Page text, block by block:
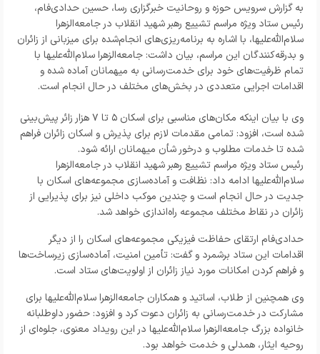
به گزارش سرویس حوزه و روحانیت خبرگزاری رسا، حسین حدادی‌فام،
رئیس ستاد ویژه مراسم تشییع رهبر شهید انقلاب در جامعه‌الزهرا
سلام‌الله‌علیها، با اشاره به برنامه‌ریزی‌های انجام‌شده برای میزبانی از زائران
و بدرقه‌کنندگان این مراسم، بیان داشت: جامعه‌الزهرا سلام‌الله‌علیها با
تمام ظرفیت‌های خود برای خدمت‌رسانی به میهمانان آماده شده و
اقدامات اجرایی متعددی در بخش‌های مختلف در حال انجام است.
وی با بیان اینکه مکان‌های مناسبی برای اسکان ۵ تا ۷ هزار زائر پیش‌بینی
شده است، افزود: تمامی مقدمات لازم برای پذیرش و اسکان زائران فراهم
شده تا خدمات مطلوب و درخور شأن میهمانان ارائه شود.
رئیس ستاد ویژه مراسم تشییع رهبر شهید انقلاب در جامعه‌الزهرا
سلام‌الله‌علیها ادامه داد: نظافت و آماده‌سازی مجموعه‌های اسکان با
جدیت در حال انجام است و چندین موکب داخلی نیز برای پذیرایی از
زائران در نقاط مختلف مجموعه راه‌اندازی خواهد شد.
حدادی‌فام ارتقای حفاظت فیزیکی مجموعه‌های اسکان را از دیگر
اقدامات این ستاد برشمرد و گفت: تأمین امنیت، آماده‌سازی زیرساخت‌ها
و فراهم کردن امکانات مورد نیاز زائران از اولویت‌های ستاد است.
وی همچنین از طلاب، اساتید و همکاران جامعه‌الزهرا سلام‌الله‌علیها برای
مشارکت در خدمت‌رسانی به زائران دعوت کرد و افزود: حضور داوطلبانه
خانواده بزرگ جامعه‌الزهرا سلام‌الله‌علیها در این رویداد معنوی، جلوه‌ای از
روحیه ایثار، همدلی و خدمت خواهد بود.